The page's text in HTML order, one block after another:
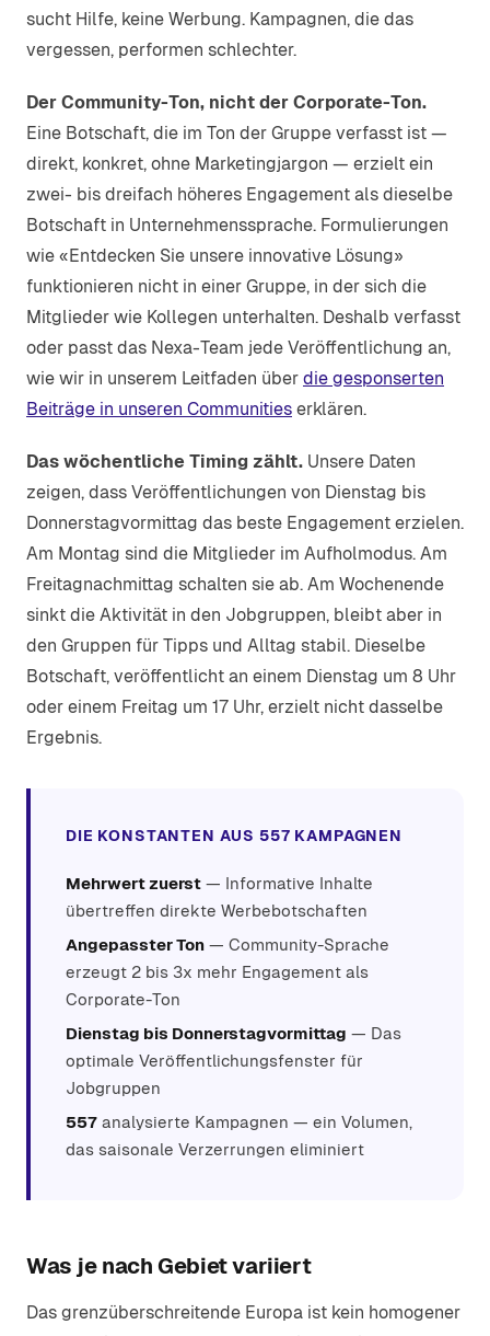
sucht Hilfe, keine Werbung. Kampagnen, die das
vergessen, performen schlechter.
Der Community-Ton, nicht der Corporate-Ton.
Eine Botschaft, die im Ton der Gruppe verfasst ist —
direkt, konkret, ohne Marketingjargon — erzielt ein
zwei- bis dreifach höheres Engagement als dieselbe
Botschaft in Unternehmenssprache. Formulierungen
wie «Entdecken Sie unsere innovative Lösung»
funktionieren nicht in einer Gruppe, in der sich die
Mitglieder wie Kollegen unterhalten. Deshalb verfasst
oder passt das Nexa-Team jede Veröffentlichung an,
wie wir in unserem Leitfaden über die gesponserten
Beiträge in unseren Communities erklären.
Das wöchentliche Timing zählt. Unsere Daten
zeigen, dass Veröffentlichungen von Dienstag bis
Donnerstagvormittag das beste Engagement erzielen.
Am Montag sind die Mitglieder im Aufholmodus. Am
Freitagnachmittag schalten sie ab. Am Wochenende
sinkt die Aktivität in den Jobgruppen, bleibt aber in
den Gruppen für Tipps und Alltag stabil. Dieselbe
Botschaft, veröffentlicht an einem Dienstag um 8 Uhr
oder einem Freitag um 17 Uhr, erzielt nicht dasselbe
Ergebnis.
DIE KONSTANTEN AUS 557 KAMPAGNEN
Mehrwert zuerst — Informative Inhalte
übertreffen direkte Werbebotschaften
Angepasster Ton — Community-Sprache
erzeugt 2 bis 3x mehr Engagement als
Corporate-Ton
Dienstag bis Donnerstagvormittag — Das
optimale Veröffentlichungsfenster für
Jobgruppen
557 analysierte Kampagnen — ein Volumen,
das saisonale Verzerrungen eliminiert
Was je nach Gebiet variiert
Das grenzüberschreitende Europa ist kein homogener